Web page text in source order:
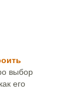
выбор
его